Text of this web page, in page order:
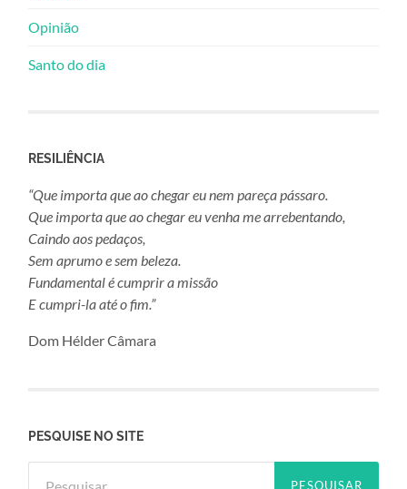
Opinião
Santo do dia
RESILIÊNCIA
“Que importa que ao chegar eu nem pareça pássaro.
Que importa que ao chegar eu venha me arrebentando,
Caindo aos pedaços,
Sem aprumo e sem beleza.
Fundamental é cumprir a missão
E cumpri-la até o fim.”
Dom Hélder Câmara
PESQUISE NO SITE